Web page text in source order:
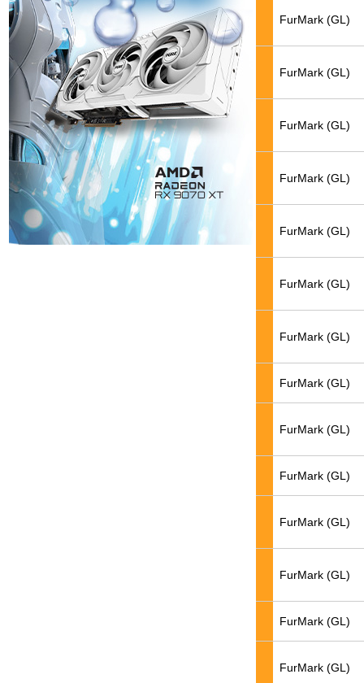
FurMark (GL)
FurMark (GL)
FurMark (GL)
FurMark (GL)
FurMark (GL)
FurMark (GL)
FurMark (GL)
FurMark (GL)
FurMark (GL)
FurMark (GL)
FurMark (GL)
FurMark (GL)
FurMark (GL)
FurMark (GL)